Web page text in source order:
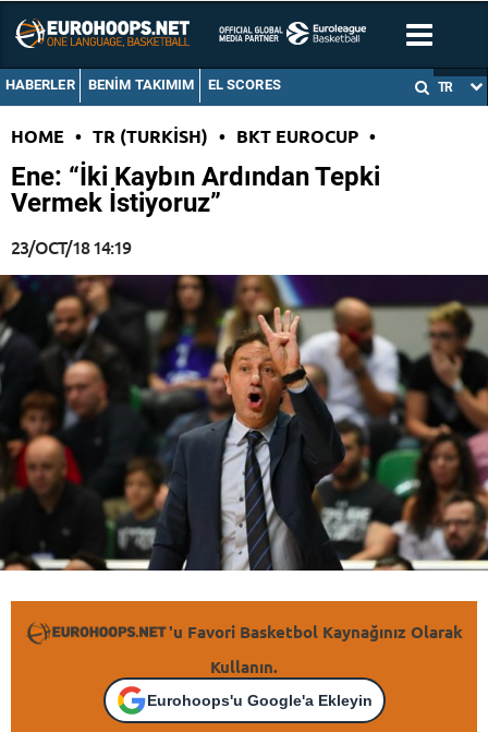
HABERLER BENIM TAKIMIM EL SCORES TR
HOME • TR (TURKISH) • BKT EUROCUP •
Ene: “İki Kaybın Ardından Tepki
Vermek İstiyoruz”
23/OCT/18 14:19
'u Favori Basketbol Kaynağınız Olarak
Kullanın.
Eurohoops'u Google'a Ekleyin